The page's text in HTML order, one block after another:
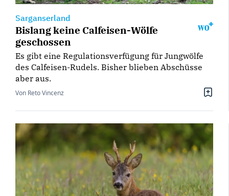
Sarganserland
Bislang keine Calfeisen-Wölfe
geschossen
Es gibt eine Regulationsverfügung für Jungwölfe
des Calfeisen-Rudels. Bisher blieben Abschüsse
aber aus.
Von Reto Vincenz